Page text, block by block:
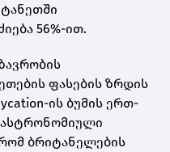
56%-ით.
ფასების ზრდის
ის ბუმის ერთ-
ბრიტანელების